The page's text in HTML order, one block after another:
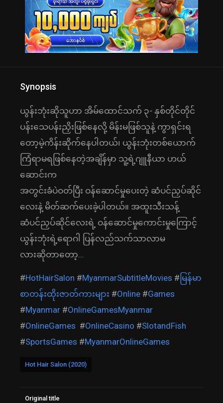
Synopsis
ယွန်းဘုံးဆိုသူဟာ အိမ်ထောင်သက် ၃- နှစ်တိုင်တိုင်
ပန်းသေပန်းညှိးဖြစ်နေလို့ မိန်းမဖြစ်သူနဲ့ ကွာရှင်းရ
တော့မဲ့ကိန်းဆိုက်နေပါတယ်၊ ယွန်းဘုံးတစ်ယောက်
ကြံရာမရဖြစ်နေတဲ့အချိန်မှာ သူ့ရဲ့ဂျူနီယာ ဟယ်
ဆောင်းက
အတွင်းခံပဲဝတ်ပြီး ဝန်ဆောင်မှုပေးတဲ့ ဆံပင်ညှပ်ဆိုင်
လေးနဲ့ မိတ်ဆက်ပေးခဲ့ပါတယ်။ အထူးသီးသန့်
ဆံပင်ညှပ်ဆိုင်လေးရဲ့ ဝန်ဆောင်မှုကောင်းမှုကြောင့်
ယွန်းဘုံးရဲ့ရောဂါ ပြန်လည်သက်သာလာမ
လား‌ဆို‌တာတော့…
#HotHairSalon #MyanmarSubtitleMovies # မြန်မာ
စာတန်းထိုးဇာတ်ကားများ #Online #Games
#Myanmar #OnlineGamesMyanmar
#OnlineGames #OnlineCasino #SlotandFish
#SportsGames #MyanmarOnlineGames
Hot Hair Salon (2020)
Original title